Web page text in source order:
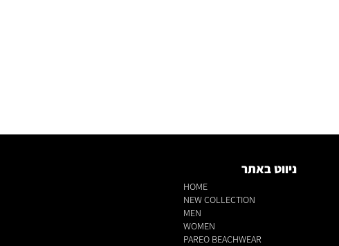
ניווט באתר
HOME
NEW COLLECTION
MEN
WOMEN
PAREO BEACHWEAR